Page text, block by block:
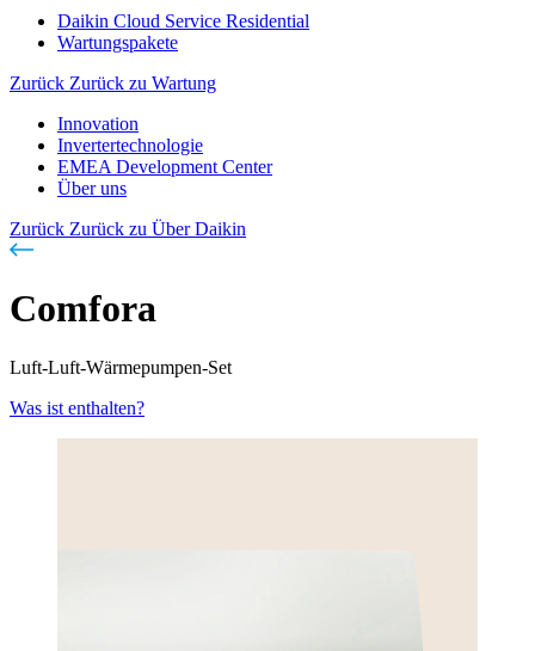
Daikin Cloud Service Residential
Wartungspakete
Zurück Zurück zu Wartung
Innovation
Invertertechnologie
EMEA Development Center
Über uns
Zurück Zurück zu Über Daikin
Comfora
Luft-Luft-Wärmepumpen-Set
Was ist enthalten?